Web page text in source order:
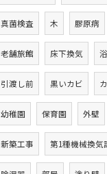
真菌検査 木 膠原病
老舗旅館 床下換気
引渡し前 黒いカビ
幼稚園 保育園 外壁
新築工事 第1種機械換気